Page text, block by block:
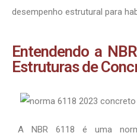
desempenho estrutural para
Entendendo a
Estruturas de
A NBR 6118 é uma